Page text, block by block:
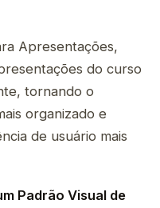
Apresentações,
do curso
tornando o
organizado e
de usuário mais
Padrão Visual de